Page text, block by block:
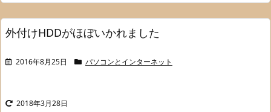
外付けHDDがほぼいかれました
2016年8月25日 パソコンとインターネット
2018年3月28日